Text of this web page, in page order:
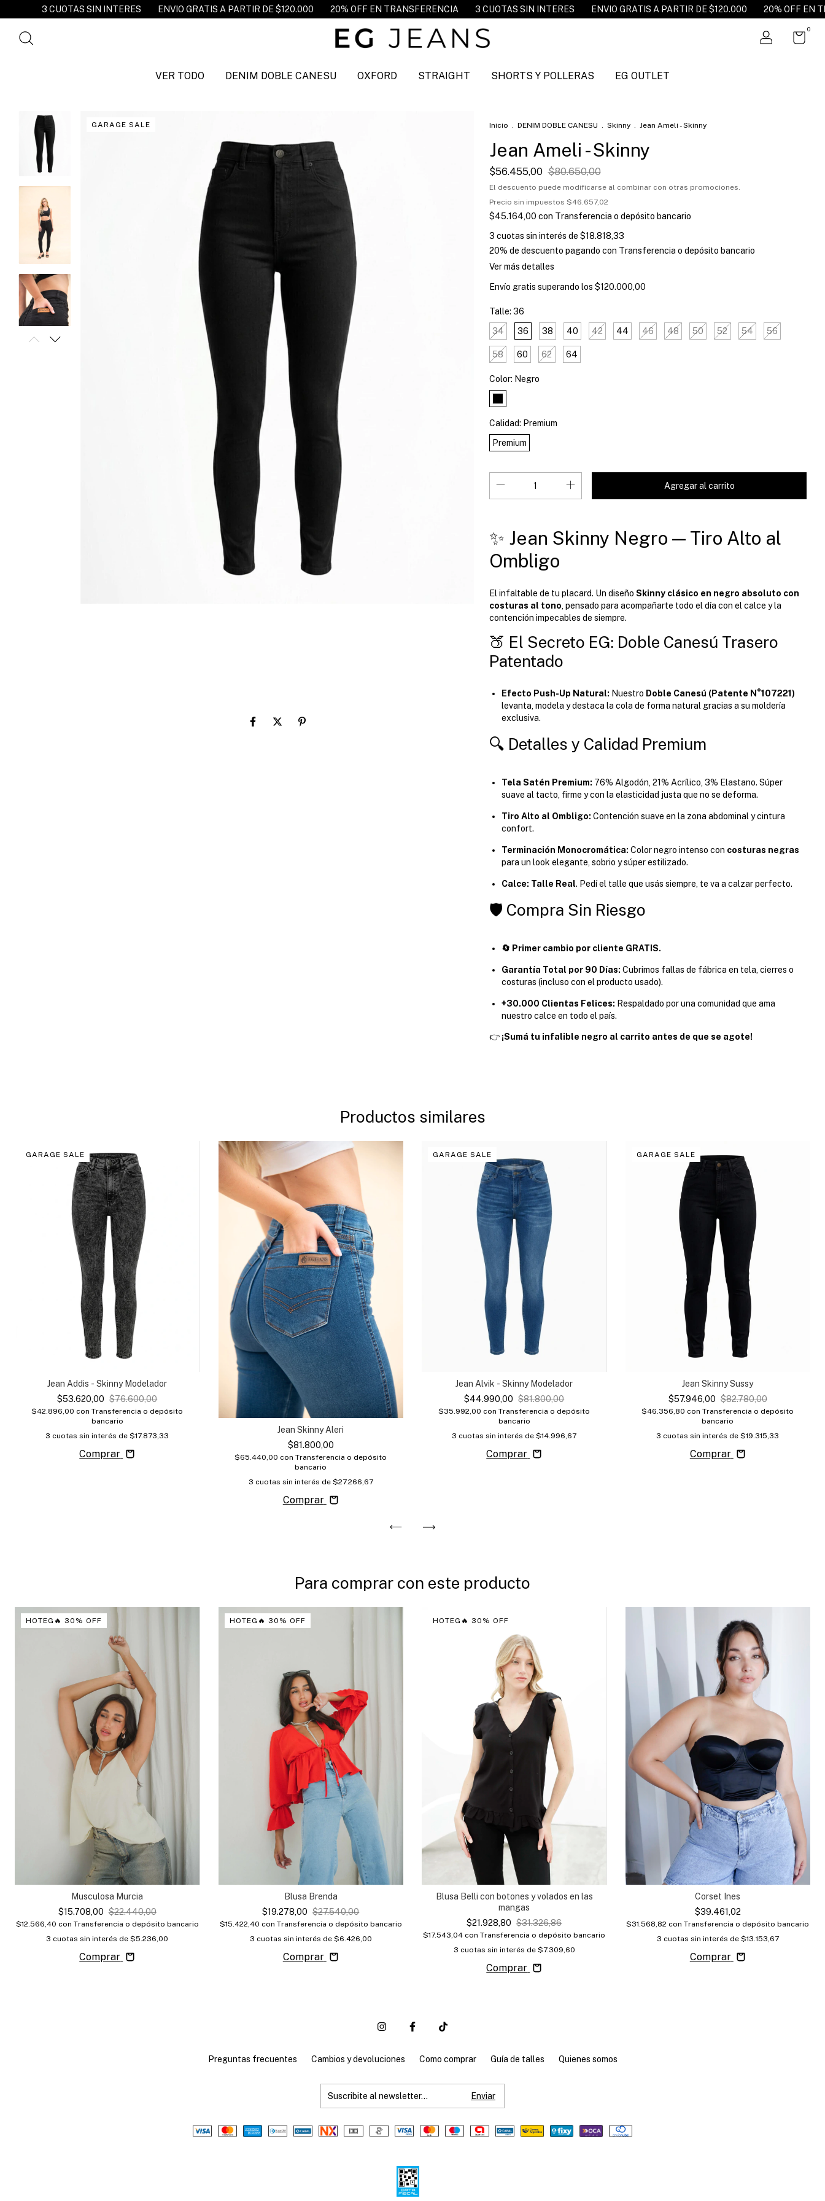
ENVIO GRATIS A PARTIR DE $120.000 20% OFF EN TRANSFERENCIA 3 CUOTAS SIN INTERES ENVIO GRATIS A PARTIR DE $120.000 20% OFF EN TRANSFERENCIA 3
0
VER TODO DENIM DOBLE CANESU OXFORD STRAIGHT SHORTS Y POLLERAS EG OUTLET
GARAGE SALE Inicio DENIM DOBLE CANESU Skinny Jean Ameli - Skinny
Jean Ameli - Skinny
$56.455,00 $80.650,00
El descuento puede modificarse al combinar con otras promociones.
Precio sin impuestos $46.657,02
$45.164,00 con Transferencia o depósito bancario
3 cuotas sin interés de $18.818,33
20% de descuento pagando con Transferencia o depósito bancario
Ver más detalles
Envío gratis superando los $120.000,00
Talle: 36
34
36 38 40 42 44 46 48 50 52 54 56
58 60 62 64
Color: Negro
Calidad: Premium
Premium
✨ Jean Skinny Negro — Tiro Alto al
Ombligo
El infaltable de tu placard. Un diseño Skinny clásico en negro absoluto con
costuras al tono, pensado para acompañarte todo el día con el calce y la
contención impecables de siempre.
🍑 El Secreto EG: Doble Canesú Trasero
Patentado
Efecto Push-Up Natural: Nuestro Doble Canesú (Patente N°107221)
levanta, modela y destaca la cola de forma natural gracias a su moldería
exclusiva.
🔍 Detalles y Calidad Premium
Tela Satén Premium: 76% Algodón, 21% Acrílico, 3% Elastano. Súper
suave al tacto, firme y con la elasticidad justa que no se deforma.
Tiro Alto al Ombligo: Contención suave en la zona abdominal y cintura
confort.
Terminación Monocromática: Color negro intenso con costuras negras
para un look elegante, sobrio y súper estilizado.
Calce: Talle Real. Pedí el talle que usás siempre, te va a calzar perfecto.
🛡️ Compra Sin Riesgo
🔄 Primer cambio por cliente GRATIS.
Garantía Total por 90 Días: Cubrimos fallas de fábrica en tela, cierres o
costuras (incluso con el producto usado).
+30.000 Clientas Felices: Respaldado por una comunidad que ama
nuestro calce en todo el país.
👉 ¡Sumá tu infalible negro al carrito antes de que se agote!
Productos similares
GARAGE SALE
Jean Addis - Skinny Modelador
$53.620,00 $76.600,00
$42.896,00 con Transferencia o depósito
bancario
3 cuotas sin interés de$17.873,33
Comprar
Jean Skinny Aleri
$81.800,00
$65.440,00 con Transferencia o depósito
bancario
3 cuotas sin interés de $27.266,67
Comprar
GARAGE SALE
Jean Alvik - Skinny Modelador
$44.990,00 $81.800,00
$35.992,00 con Transferencia o depósito
bancario
3 cuotas sin interés de$14.996,67
Comprar
GARAGE SALE
Jean Skinny Sussy
$57.946,00 $82.780,00
$46.356,80 con Transferencia o depósito
bancario
3 cuotas sin interés de$19.315,33
Comprar
Para comprar con este producto
HOTEG🔥 30% OFF
Musculosa Murcia
$15.708,00 $22.440,00
$12.566,40 con Transferencia o depósito bancario
3 cuotas sin interés de$5.236,00
Comprar
HOTEG🔥 30% OFF
Blusa Brenda
$19.278,00 $27.540,00
$15.422,40 con Transferencia o depósito bancario
3 cuotas sin interés de $6.426,00
Comprar
HOTEG🔥 30% OFF
Blusa Belli con botones y volados en las
mangas
$21.928,80 $31.326,86
$17.543,04 con Transferencia o depósito bancario
3 cuotas sin interés de $7.309,60
Comprar
Corset Ines
$39.461,02
$31.568,82 con Transferencia o depósito bancario
3 cuotas sin interés de $13.153,67
Comprar
Preguntas frecuentes Cambios y devoluciones Como comprar Guía de talles Quienes somos